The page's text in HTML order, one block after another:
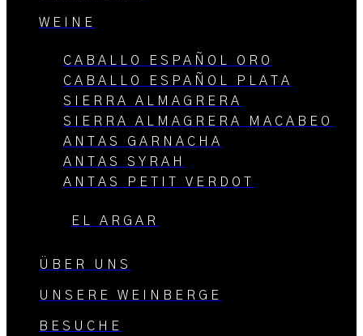
WEINE
CABALLO ESPAÑOL ORO
CABALLO ESPAÑOL PLATA
SIERRA ALMAGRERA
SIERRA ALMAGRERA MACABEO
ANTAS GARNACHA
ANTAS SYRAH
ANTAS PETIT VERDOT
EL ARGAR
ÜBER UNS
UNSERE WEINBERGE
BESUCHE